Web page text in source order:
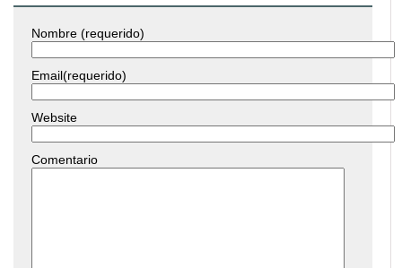
Nombre (requerido)
Email(requerido)
Website
Comentario